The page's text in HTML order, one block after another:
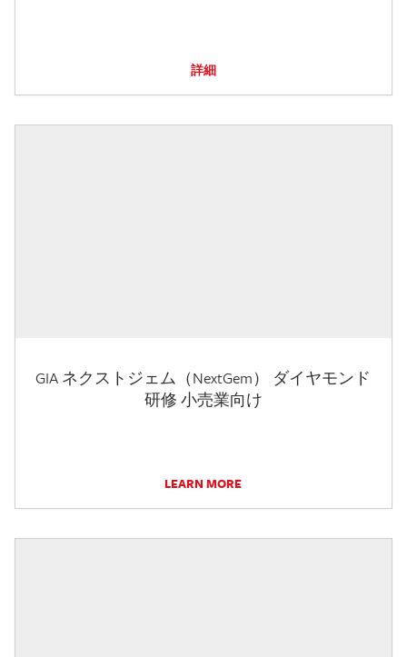
詳細
GIA ネクストジェム（NextGem） ダイヤモンド
研修 小売業向け
LEARN MORE